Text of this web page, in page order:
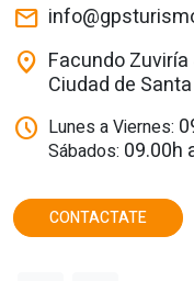
mail
location_on Facundo Zuviría
Ciudad de
schedule Lunes a Viernes:
Sábados: 09.00h
CONTACTATE